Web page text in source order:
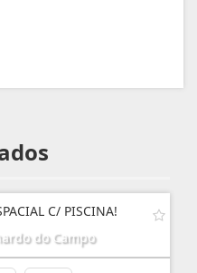
C/ PISCINA!
do Campo